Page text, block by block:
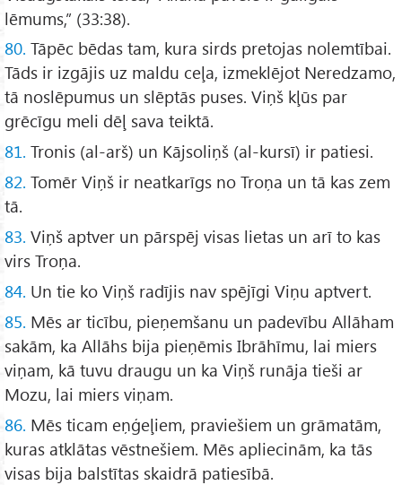
lēmums,” (33:38).
80. Tāpēc bēdas tam, kura sirds pretojas nolemtībai.
Tāds ir izgājis uz maldu ceļa, izmeklējot Neredzamo,
tā noslēpumus un slēptās puses. Viņš kļūs par
grēcīgu meli dēļ sava teiktā.
81. Tronis (al-arš) un Kājsoliņš (al-kursī) ir patiesi.
82. Tomēr Viņš ir neatkarīgs no Troņa un tā kas zem
tā.
83. Viņš aptver un pārspēj visas lietas un arī to kas
virs Troņa.
84. Un tie ko Viņš radījis nav spējīgi Viņu aptvert.
85. Mēs ar ticību, pieņemšanu un padevību Allāham
sakām, ka Allāhs bija pieņēmis Ibrāhīmu, lai miers
viņam, kā tuvu draugu un ka Viņš runāja tieši ar
Mozu, lai miers viņam.
86. Mēs ticam eņģeļiem, praviešiem un grāmatām,
kuras atklātas vēstnešiem. Mēs apliecinām, ka tās
visas bija balstītas skaidrā patiesībā.